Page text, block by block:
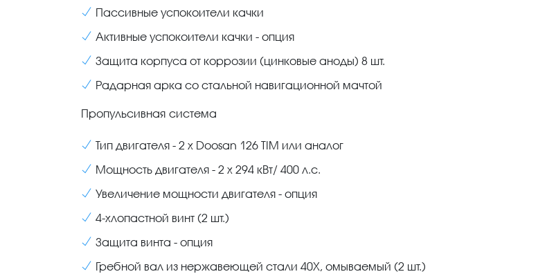
Пассивные успокоители качки
Активные успокоители качки - опция
Защита корпуса от коррозии (цинковые аноды) 8 шт.
Радарная арка со стальной навигационной мачтой
Пропульсивная система
Тип двигателя - 2 х Doosan 126 TIM или аналог
Мощность двигателя - 2 х 294 кВт/ 400 л.с.
Увеличение мощности двигателя - опция
4-хлопастной винт (2 шт.)
Защита винта - опция
Гребной вал из нержавеющей стали 40Х, омываемый (2 шт.)